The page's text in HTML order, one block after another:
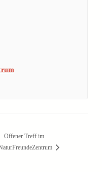
Offener Treff im